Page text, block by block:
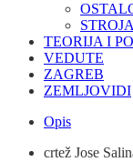
TEORIJA I
VEDUTE
ZAGREB
ZEMLJOVIDI
Opis
crtež Jose